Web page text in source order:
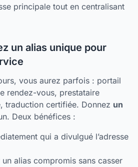
principale tout en centralisant
un alias unique pour
vous aurez parfois : portail
rendez-vous, prestataire
traduction certifiée. Donnez un
Deux bénéfices :
qui a divulgué l’adresse
alias compromis sans casser